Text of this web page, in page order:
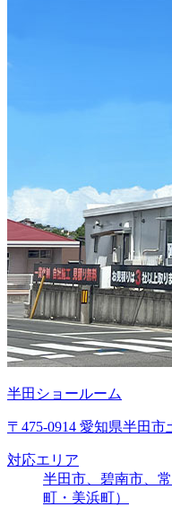
半田ショールーム
〒475-0914 愛知県半田市
対応エリア
半田市、碧南市、
町・美浜町）